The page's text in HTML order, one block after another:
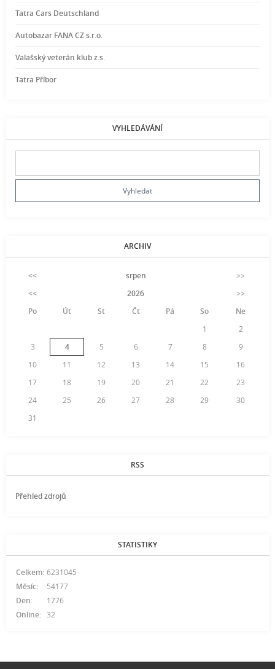
Tatra Cars Deutschland
Autobazar FANA CZ s.r.o.
Valašský veterán klub z.s.
Tatra Příbor
VYHLEDÁVÁNÍ
ARCHIV
<< srpen
>>
<<
2026
>>
Po
Út St Čt Pá So
Ne
1
2
3
4 5 6 7 8
9
10
11 12 13 14 15
16
17
18 19 20 21 22
23
24
25 26 27 28 29
30
31
RSS
Přehled zdrojů
STATISTIKY
Online: 32
Celkem: 6231045
Měsíc:
54177
Den:
1776